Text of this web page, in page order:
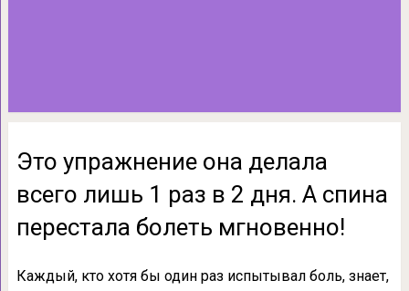
Это упражнение она делала
всего лишь 1 раз в 2 дня. А спина
перестала болеть мгновенно!
Каждый, кто хотя бы один раз испытывал боль, знает,